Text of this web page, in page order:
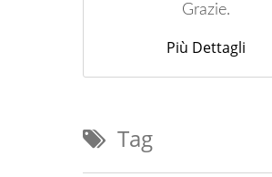
Grazie.
Più Dettagli
Tag